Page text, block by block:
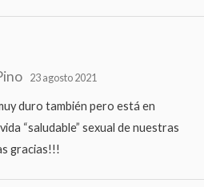
23 agosto 2021
duro también pero está en
“saludable” sexual de nuestras
gracias!!!